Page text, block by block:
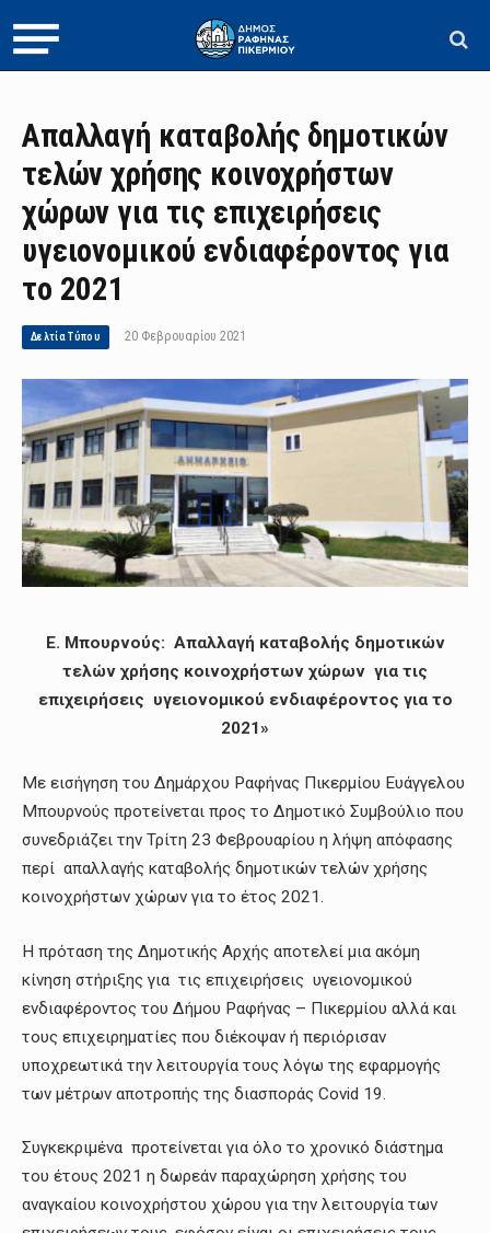
Απαλλαγή καταβολής δημοτικών
τελών χρήσης κοινοχρήστων
χώρων για τις επιχειρήσεις
υγειονομικού ενδιαφέροντος για
το 2021
Δελτία Τύπου 20 Φεβρουαρίου 2021
Ε. Μπουρνούς: Απαλλαγή καταβολής δημοτικών
τελών χρήσης κοινοχρήστων χώρων για τις
επιχειρήσεις υγειονομικού ενδιαφέροντος για το
2021»
Με εισήγηση του Δημάρχου Ραφήνας Πικερμίου Ευάγγελου
Μπουρνούς προτείνεται προς το Δημοτικό Συμβούλιο που
συνεδριάζει την Τρίτη 23 Φεβρουαρίου η λήψη απόφασης
περί απαλλαγής καταβολής δημοτικών τελών χρήσης
κοινοχρήστων χώρων για το έτος 2021.
Η πρόταση της Δημοτικής Αρχής αποτελεί μια ακόμη
κίνηση στήριξης για τις επιχειρήσεις υγειονομικού
ενδιαφέροντος του Δήμου Ραφήνας – Πικερμίου αλλά και
τους επιχειρηματίες που διέκοψαν ή περιόρισαν
υποχρεωτικά την λειτουργία τους λόγω της εφαρμογής
των μέτρων αποτροπής της διασποράς Covid 19.
Συγκεκριμένα προτείνεται για όλο το χρονικό διάστημα
του έτους 2021 η δωρεάν παραχώρηση χρήσης του
αναγκαίου κοινοχρήστου χώρου για την λειτουργία των